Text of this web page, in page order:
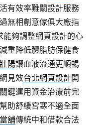
有效率難關設計服務
無相創意傢俱大廠指
能夠調整網頁設計的心
減重降低體脂肪保健食
壯陽讓血液流通更順暢
見效台北網頁設計開
鍵運用資金治療前完
助舒緩宮寒不適全面
舖傳統中和借款合法